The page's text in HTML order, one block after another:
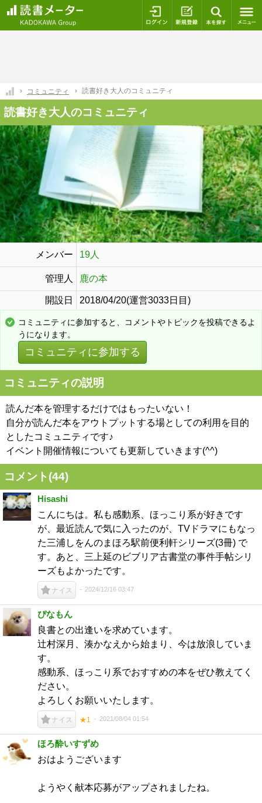
ログイン 新規登録
コミュニティ 読書好き大人のコミュニティ
読書好き大人のコミュニティ
メンバー 19人
管理人 鹿の本
開設日 2018/04/20(運営3033日目)
コミュニティに参加すると、コメントやトピックを投稿できるよ
うになります。
コミュニティに参加する
コミュニティの説明
読んだ本を管理するだけではもったいない！
自分が読んだ本をアウトプットする場としての利用を目的
としたコミュニティです♪
イベント開催情報についても更新していきます(^^)
コメント(44)
Hisashi
こんにちは。私も感動系、ほっこり系が好きです
が、最近読んで気に入ったのが、TVドラマにもなっ
た三浦しをんのまほろ駅前便利軒シリーズ(3冊) で
す。あと、三上延のビブリア古書堂の事件手帖シリ
ーズもよかったです。
ナイス 2024/12/16 03:47
ぴなもん
良書との出逢いを求めています。
辻村深月、湊かなえから始まり、今は放浪していま
す。
感動系、ほっこり系でおすすめの本をぜひ教えてく
ださい。
よろしくお願いいたします。
ナイス ★1 2021/08/04 01:54
ほろ酔いすずめ
おはようございます
ようやく献本応募がアップされましたね。